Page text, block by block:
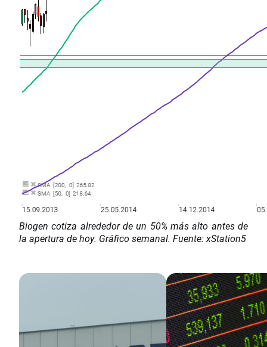
Biogen cotiza alrededor de un 50% más alto antes de
la apertura de hoy. Gráfico semanal. Fuente: xStation5